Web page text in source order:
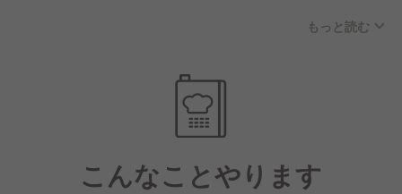
■ワタミで働く従業員は「人が良い」。仕事だけでは
ない一生ものの仲間が見つかる。■ワタミチャレンジ
アワード/仲間と夢を語る会等従業員のキャリア実現
に力を入れた制度もあり、この会社にいれば成長でき
そうと思える環境づくりに力を入れています。
もっと読む
こんなことやります